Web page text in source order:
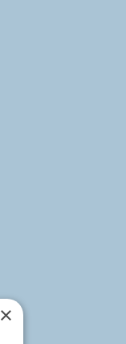
×